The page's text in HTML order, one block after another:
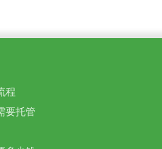
程
要托管